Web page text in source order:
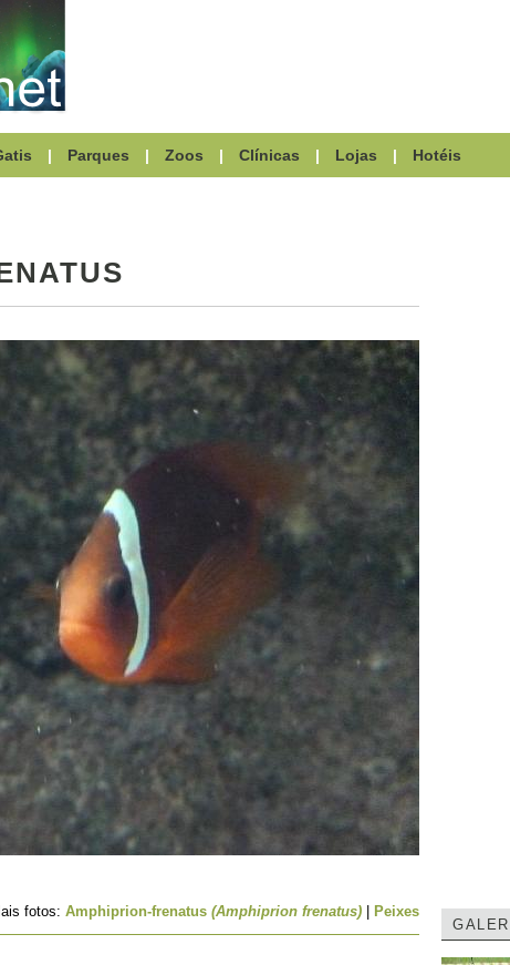
| Parques | Zoos | Clínicas | Lojas | Hotéis
fotos: Amphiprion-frenatus (Amphiprion frenatus) Peixes